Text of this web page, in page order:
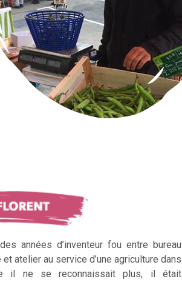
années d’inventeur fou entre bureau
et atelier au service d’une agriculture dans
il ne se reconnaissait plus, il était